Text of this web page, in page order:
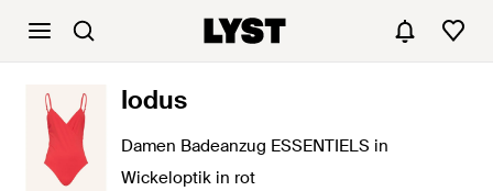
Iodus
Damen Badeanzug ESSENTIELS in
Wickeloptik in rot